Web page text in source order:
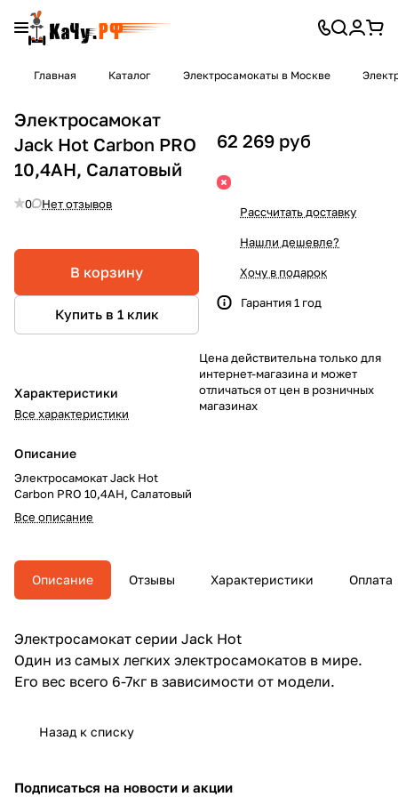
Главная Каталог Электросамокаты в Москве
Электросамокат
Jack Hot Carbon PRO
10,4AH, Салатовый
0 Нет отзывов
В корзину
Купить в 1 клик
Характеристики
Все характеристики
Описание
Электросамокат Jack Hot
Carbon PRO 10,4AH, Салатовый
Все описание
62 269 руб
Рассчитать доставку
Нашли дешевле?
Хочу в подарок
Гарантия 1 год
Цена действительна только для
интернет-магазина и может
отличаться от цен в розничных
магазинах
Описание Отзывы Характеристики Оплата
Электросамокат серии Jack Hot
Один из самых легких электросамокатов в мире.
Его вес всего 6-7кг в зависимости от модели.
Назад к списку
Подписаться на новости и акции